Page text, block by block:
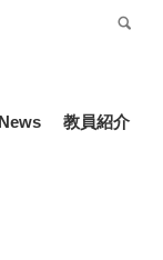
News 教員紹介